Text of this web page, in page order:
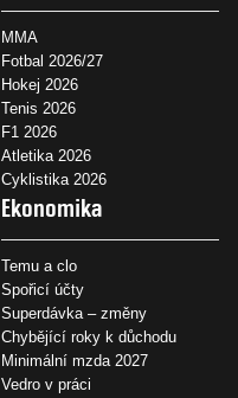
MMA
Fotbal 2026/27
Hokej 2026
Tenis 2026
F1 2026
Atletika 2026
Cyklistika 2026
Ekonomika
Temu a clo
Spořicí účty
Superdávka – změny
Chybějící roky k důchodu
Minimální mzda 2027
Vedro v práci